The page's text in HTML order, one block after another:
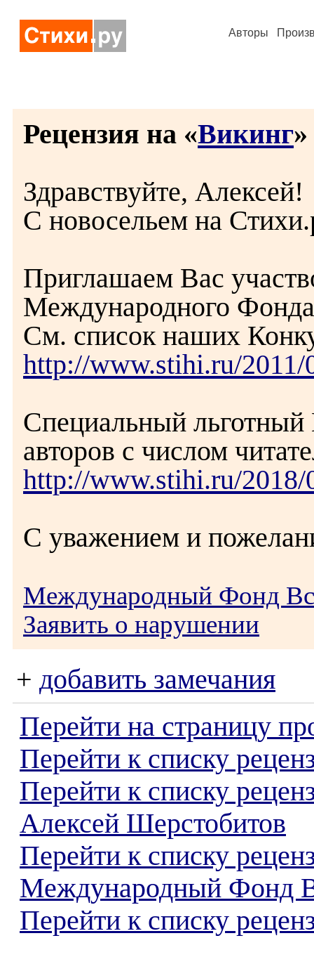
Авторы
Рецензия на «Викинг
Здравствуйте, Алексей!
С новосельем на
Приглашаем Вас
Международного
См. список наших
http://www.stihi.ru/2011/
Специальный льготный
авторов с числом
http://www.stihi.ru/2018/
С уважением и
Международный Фонд
Заявить о нарушении
+ добавить замечания
Перейти на страницу
Перейти к списку
Перейти к списку
Алексей Шерстобитов
Перейти к списку
Международный Фонд
Перейти к списку